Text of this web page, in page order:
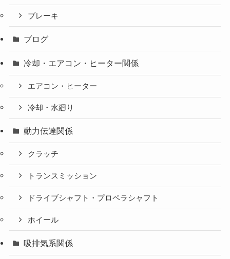
ブレーキ
ブログ
冷却・エアコン・ヒーター関係
エアコン・ヒーター
冷却・水廻り
動力伝達関係
クラッチ
トランスミッション
ドライブシャフト・プロペラシャフト
ホイール
吸排気系関係